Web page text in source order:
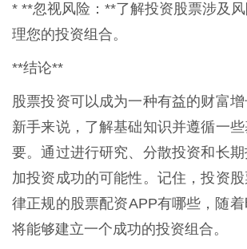
* **忽视风险：**了解投资股票涉及
理您的投资组合。
**结论**
股票投资可以成为一种有益的财富
新手来说，了解基础知识并遵循一
要。通过进行研究、分散投资和长
加投资成功的可能性。记住，投资
律正规的股票配资APP有哪些，随
将能够建立一个成功的投资组合。